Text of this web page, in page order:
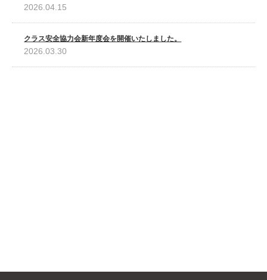
2026.04.15
クラス安全協力会新年度会を開催いたしました。
2026.03.30